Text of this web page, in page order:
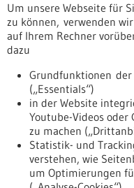
Erscheinungsdatum
Nach oben
Um unsere Webseite für
zu können, verwenden
auf Ihrem Rechner
dazu
Grundfunktionen der
(„Essentials“)
in der Website
Youtube-Videos oder
zu machen
Statistik- und
verstehen, wie
um Optimierungen